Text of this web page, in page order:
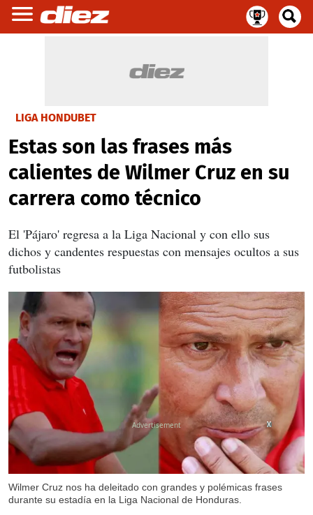
LIGA HONDUBET
Estas son las frases más
calientes de Wilmer Cruz en su
carrera como técnico
El 'Pájaro' regresa a la Liga Nacional y con ello sus
dichos y candentes respuestas con mensajes ocultos a sus
futbolistas
Wilmer Cruz nos ha deleitado con grandes y polémicas frases
durante su estadía en la Liga Nacional de Honduras.
X
X
X
X
X
X
X
X
X
X